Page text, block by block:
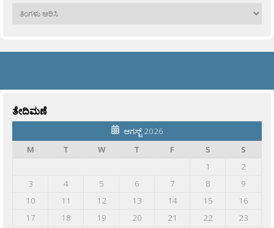
ಹಳೆಯವು
ತೇದಿಮಣೆ
ಆಗಸ್ಟ್ 2026
M
T W T F S
S
1
2
3
4 5 6 7 8
9
10
11 12 13 14 15
16
17
18 19 20 21 22
23